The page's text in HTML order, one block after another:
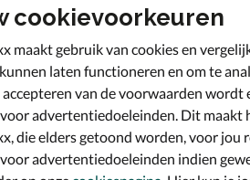
cookievoorkeuren
maakt gebruik van cookies en
laten functioneren en om te
van de voorwaarden wordt
advertentiedoeleinden. Dit maakt
die elders getoond worden, voor jou
advertentiedoeleinden indien